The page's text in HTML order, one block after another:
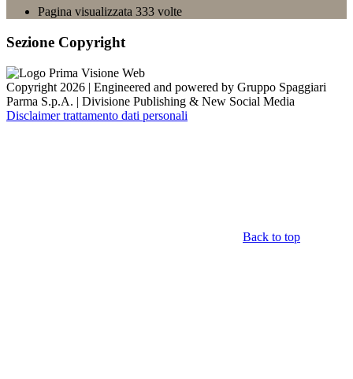
Pagina visualizzata 333 volte
Sezione Copyright
Copyright 2026 | Engineered and powered by Gruppo Spaggiari
Parma S.p.A. | Divisione Publishing & New Social Media
Disclaimer trattamento dati personali
Back to top